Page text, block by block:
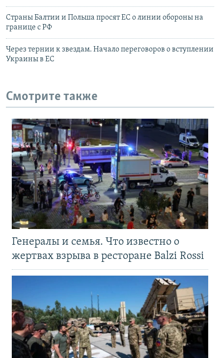
Страны Балтии и Польша просят ЕС о линии обороны на
границе с РФ
Через тернии к звездам. Начало переговоров о вступлении
Украины в ЕС
Смотрите также
Генералы и семья. Что известно о
жертвах взрыва в ресторане Balzi Rossi